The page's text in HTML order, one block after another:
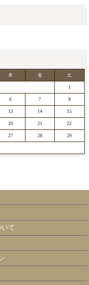
木 金 土
1
6 7 8
13 14 15
20 21 22
27 28 29
て